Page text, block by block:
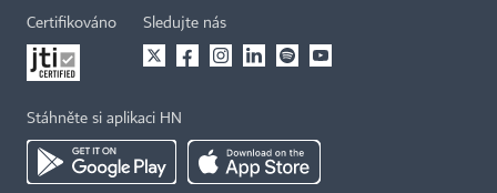
Certifikováno Sledujte nás
Stáhněte si aplikaci HN